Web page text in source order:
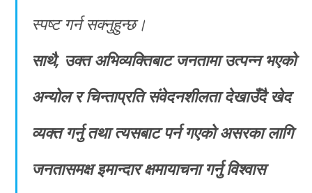
स्पष्ट गर्न सक्नुहुन्छ।
साथै, उक्त अभिव्यक्तिबाट जनतामा उत्पन्न भएको
अन्योल र चिन्ताप्रति संवेदनशीलता देखाउँदै खेद
व्यक्त गर्नु तथा त्यसबाट पर्न गएको असरका लागि
जनतासमक्ष इमान्दार क्षमायाचना गर्नु विश्वास